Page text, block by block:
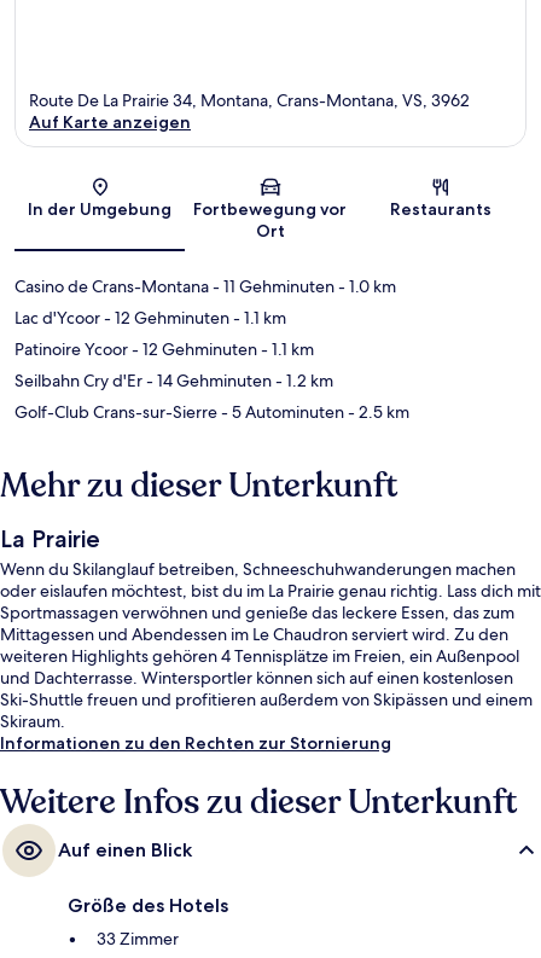
Karte
Route De La Prairie 34, Montana, Crans-Montana, VS, 3962
Auf Karte anzeigen
In der Umgebung
Fortbewegung vor
Ort
Restaurants
Casino de Crans-Montana- 11 Gehminuten- 1.0 km
Lac d'Ycoor- 12 Gehminuten- 1.1 km
Patinoire Ycoor- 12 Gehminuten- 1.1 km
Seilbahn Cry d'Er- 14 Gehminuten- 1.2 km
Golf-Club Crans-sur-Sierre- 5 Autominuten- 2.5 km
Mehr zu dieser Unterkunft
La Prairie
Wenn du Skilanglauf betreiben, Schneeschuhwanderungen machen
oder eislaufen möchtest, bist du im La Prairie genau richtig. Lass dich mit
Sportmassagen verwöhnen und genieße das leckere Essen, das zum
Mittagessen und Abendessen im Le Chaudron serviert wird. Zu den
weiteren Highlights gehören 4 Tennisplätze im Freien, ein Außenpool
und Dachterrasse. Wintersportler können sich auf einen kostenlosen
Ski-Shuttle freuen und profitieren außerdem von Skipässen und einem
Skiraum.
Informationen zu den Rechten zur Stornierung
Weitere Infos zu dieser Unterkunft
Auf einen Blick
Größe des Hotels
33 Zimmer